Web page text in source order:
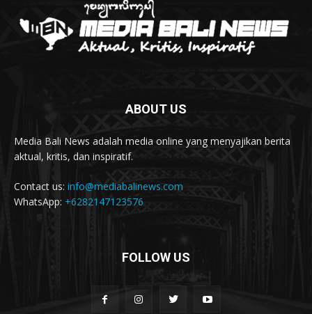
ABOUT US
Media Bali News adalah media online yang menyajikan berita
aktual, kritis, dan inspiratif.
Contact us: info@mediabalinews.com
WhatsApp: +6282147123576
FOLLOW US